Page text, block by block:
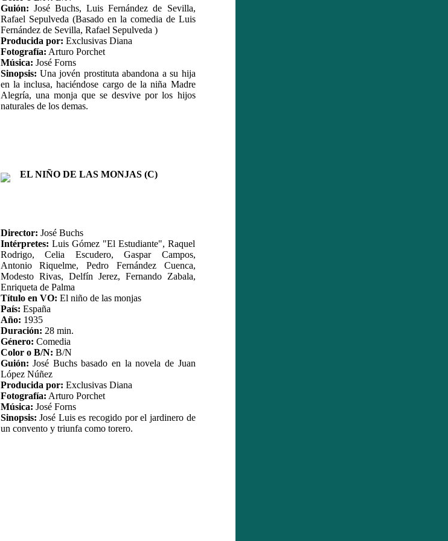
Guión: José Buchs, Luis Fernández de Sevilla,
Rafael Sepulveda (Basado en la comedia de Luis
Fernández de Sevilla, Rafael Sepulveda )
Producida por: Exclusivas Diana
Fotografía: Arturo Porchet
Música: José Forns
Sinopsis: Una jovén prostituta abandona a su hija
en la inclusa, haciéndose cargo de la niña Madre
Alegría, una monja que se desvive por los hijos
naturales de los demas.
EL NIÑO DE LAS MONJAS (C)
Director: José Buchs
Intérpretes: Luis Gómez "El Estudiante", Raquel
Rodrigo, Celia Escudero, Gaspar Campos,
Antonio Riquelme, Pedro Fernández Cuenca,
Modesto Rivas, Delfín Jerez, Fernando Zabala,
Enriqueta de Palma
Título en VO: El niño de las monjas
País: España
Año: 1935
Duración: 28 min.
Género: Comedia
Color o B/N: B/N
Guión: José Buchs basado en la novela de Juan
López Núñez
Producida por: Exclusivas Diana
Fotografía: Arturo Porchet
Música: José Forns
Sinopsis: José Luis es recogido por el jardinero de
un convento y triunfa como torero.